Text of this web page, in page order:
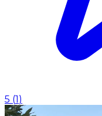
5 (1)